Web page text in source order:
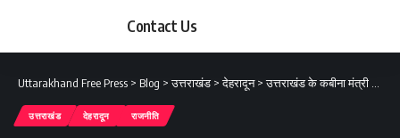
Contact Us
Uttarakhand Free Press > Blog >उत्तराखंड >देहरादून>उत्तराखंड के कबीना मंत्री गणेश जोशी ने पार्टी के स्थापना दिवस पर सभी कार्यकर्ताओं को दी शुभकामनाएं
उत्तराखंड देहरादून राजनीति